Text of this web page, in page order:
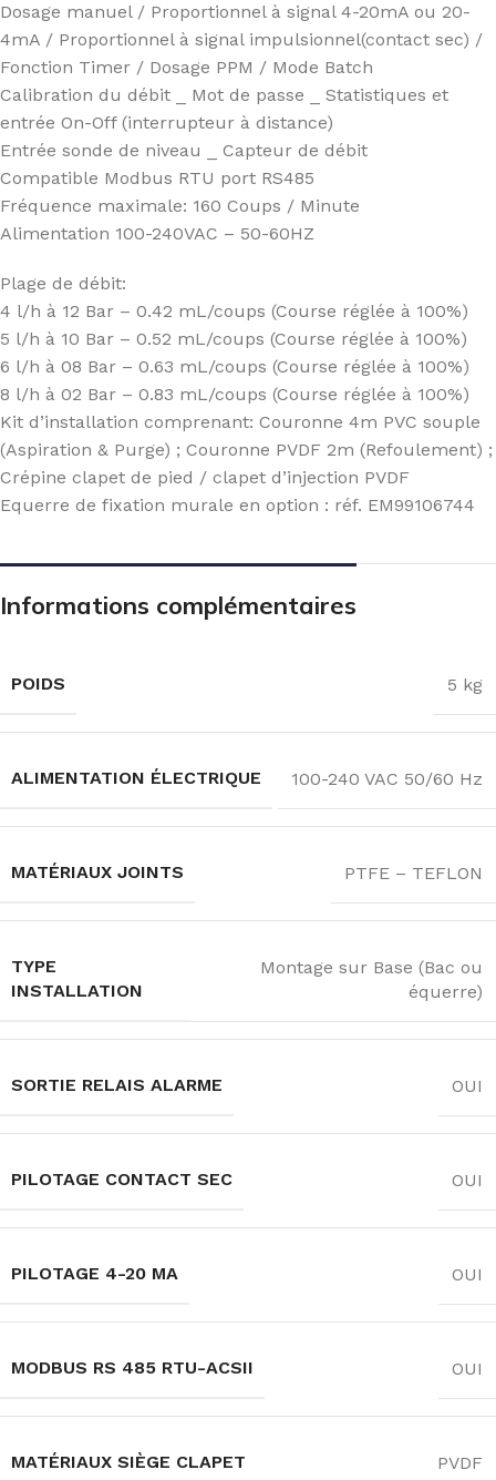
Dosage manuel / Proportionnel à signal 4-20mA ou 20-
4mA / Proportionnel à signal impulsionnel(contact sec) /
Fonction Timer / Dosage PPM / Mode Batch
Calibration du débit _ Mot de passe _ Statistiques et
entrée On-Off (interrupteur à distance)
Entrée sonde de niveau _ Capteur de débit
Compatible Modbus RTU port RS485
Fréquence maximale: 160 Coups / Minute
Alimentation 100-240VAC – 50-60HZ
Plage de débit:
4 l/h à 12 Bar – 0.42 mL/coups (Course réglée à 100%)
5 l/h à 10 Bar – 0.52 mL/coups (Course réglée à 100%)
6 l/h à 08 Bar – 0.63 mL/coups (Course réglée à 100%)
8 l/h à 02 Bar – 0.83 mL/coups (Course réglée à 100%)
Kit d’installation comprenant: Couronne 4m PVC souple
(Aspiration & Purge) ; Couronne PVDF 2m (Refoulement) ;
Crépine clapet de pied / clapet d’injection PVDF
Equerre de fixation murale en option : réf. EM99106744
Informations complémentaires
POIDS 5 kg
ALIMENTATION ÉLECTRIQUE 100-240 VAC 50/60 Hz
MATÉRIAUX JOINTS PTFE – TEFLON
TYPE
INSTALLATION
Montage sur Base (Bac ou
équerre)
SORTIE RELAIS ALARME OUI
PILOTAGE CONTACT SEC OUI
PILOTAGE 4-20 MA OUI
MODBUS RS 485 RTU-ACSII OUI
MATÉRIAUX SIÈGE CLAPET PVDF